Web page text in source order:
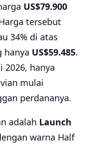
US$79.900
tersebut
34% di atas
hanya US$59.485.
2026, hanya
mulai
perdananya.
adalah Launch
warna Half